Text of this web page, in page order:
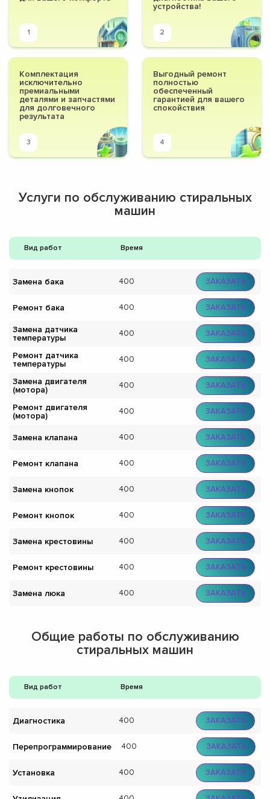
1
устройства!
2
Комплектация
исключительно
премиальными
деталями и запчастями
для долговечного
результата
3
Выгодный ремонт
полностью
обеспеченный
гарантией для вашего
спокойствия
4
Услуги по обслуживанию стиральных
машин
Вид работ Время
Замена бака 400 ЗАКАЗАТЬ
Ремонт бака 400 ЗАКАЗАТЬ
Замена датчика
температуры
400 ЗАКАЗАТЬ
Ремонт датчика
температуры
400 ЗАКАЗАТЬ
Замена двигателя
(мотора)
400 ЗАКАЗАТЬ
Ремонт двигателя
(мотора)
400 ЗАКАЗАТЬ
Замена клапана 400 ЗАКАЗАТЬ
Ремонт клапана 400 ЗАКАЗАТЬ
Замена кнопок 400 ЗАКАЗАТЬ
Ремонт кнопок 400 ЗАКАЗАТЬ
Замена крестовины 400 ЗАКАЗАТЬ
Ремонт крестовины 400 ЗАКАЗАТЬ
Замена люка 400 ЗАКАЗАТЬ
Общие работы по обслуживанию
стиральных машин
Вид работ Время
Диагностика 400 ЗАКАЗАТЬ
Перепрограммирование 400 ЗАКАЗАТЬ
Установка 400 ЗАКАЗАТЬ